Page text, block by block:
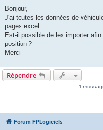
s
a
g
e
Bonjour,
J'ai toutes les données de
pages excel.
Est-il possible de les importer
position ?
Merci
Répondre
1
Forum FPLogiciels